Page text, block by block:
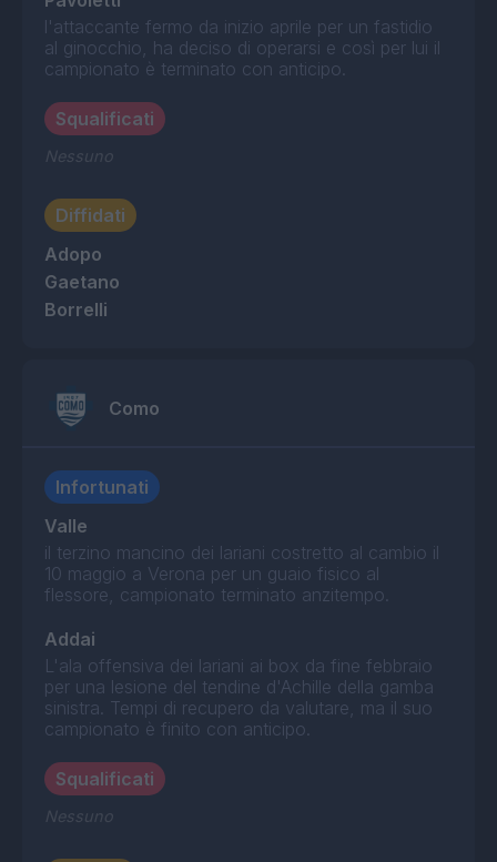
l'attaccante fermo da inizio aprile per un fastidio
al ginocchio, ha deciso di operarsi e così per lui il
campionato è terminato con anticipo.
Squalificati
Nessuno
Diffidati
Adopo
Gaetano
Borrelli
Como
Infortunati
Valle
il terzino mancino dei lariani costretto al cambio il
10 maggio a Verona per un guaio fisico al
flessore, campionato terminato anzitempo.
Addai
L'ala offensiva dei lariani ai box da fine febbraio
per una lesione del tendine d'Achille della gamba
sinistra. Tempi di recupero da valutare, ma il suo
campionato è finito con anticipo.
Squalificati
Nessuno